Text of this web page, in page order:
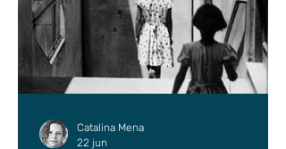
Catalina Mena
22 jun